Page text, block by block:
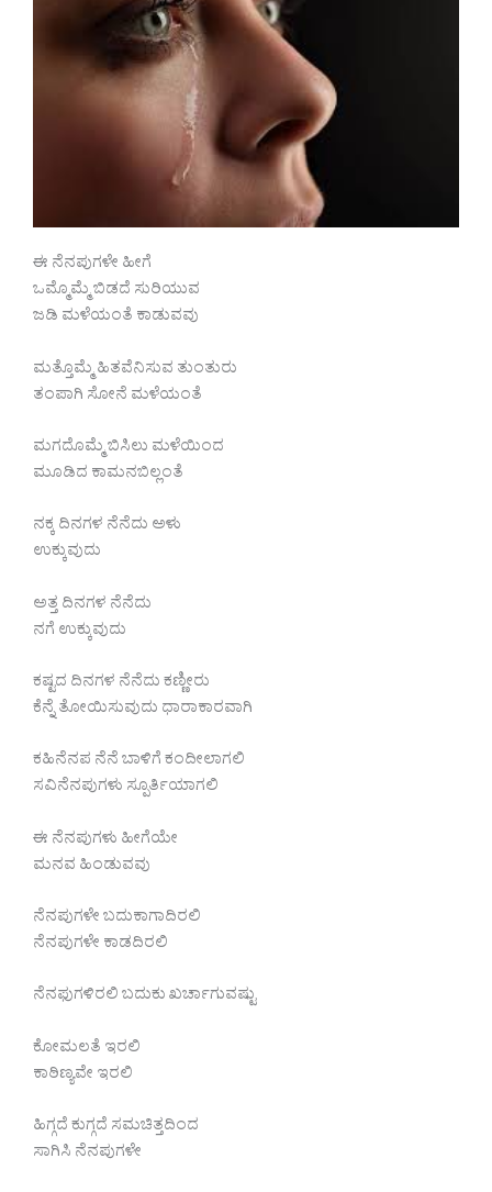
ಈ ನೆನಪುಗಳೇ ಹೀಗೆ
ಒಮ್ಮೊಮ್ಮೆ ಬಿಡದೆ ಸುರಿಯುವ
ಜಡಿ ಮಳೆಯಂತೆ ಕಾಡುವವು
ಮತ್ತೊಮ್ಮೆ ಹಿತವೆನಿಸುವ ತುಂತುರು
ತಂಪಾಗಿ ಸೋನೆ ಮಳೆಯಂತೆ
ಮಗದೊಮ್ಮೆ ಬಿಸಿಲು ಮಳೆಯಿಂದ
ಮೂಡಿದ ಕಾಮನಬಿಲ್ಲಂತೆ
ನಕ್ಕ ದಿನಗಳ ನೆನೆದು ಅಳು
ಉಕ್ಕುವುದು
ಅತ್ತ ದಿನಗಳ ನೆನೆದು
ನಗೆ ಉಕ್ಕುವುದು
ಕಷ್ಟದ ದಿನಗಳ ನೆನೆದು ಕಣ್ಣೀರು
ಕೆನ್ನೆ ತೋಯಿಸುವುದು ಧಾರಾಕಾರವಾಗಿ
ಕಹಿನೆನಪ ನೆನೆ ಬಾಳಿಗೆ ಕಂದೀಲಾಗಲಿ
ಸವಿನೆನಪುಗಳು ಸ್ಪೂರ್ತಿಯಾಗಲಿ
ಈ ನೆನಪುಗಳು ಹೀಗೆಯೇ
ಮನವ ಹಿಂಡುವವು
ನೆನಪುಗಳೇ ಬದುಕಾಗಾದಿರಲಿ
ನೆನಪುಗಳೇ ಕಾಡದಿರಲಿ
ನೆನಫುಗಳಿರಲಿ ಬದುಕು ಖರ್ಚಾಗುವಷ್ಟು
ಕೋಮಲತೆ ಇರಲಿ
ಕಾಠಿಣ್ಯವೇ ಇರಲಿ
ಹಿಗ್ಗದೆ ಕುಗ್ಗದೆ ಸಮಚಿತ್ತದಿಂದ
ಸಾಗಿಸಿ ನೆನಪುಗಳೇ